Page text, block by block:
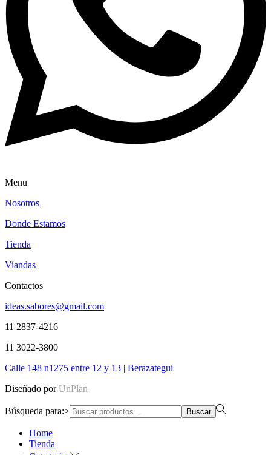
Menu
Nosotros
Donde Estamos
Tienda
Viandas
Contactos
ideas.sabores@gmail.com
11 2837-4216
11 3022-3800
Calle 148 n1275 entre 12 y 13 | Berazategui
Diseñado porUnPlan
Búsqueda para:> Buscar
Home
Tienda